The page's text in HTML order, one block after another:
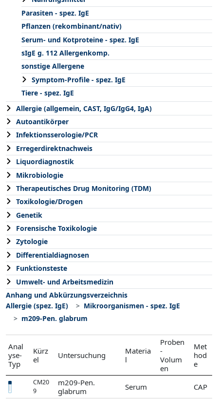
Parasiten - spez. IgE
Pflanzen (rekombinant/nativ)
Serum- und Kotproteine - spez. IgE
sIgE g. 112 Allergenkomp.
sonstige Allergene
Symptom-Profile - spez. IgE
Tiere - spez. IgE
Allergie (allgemein, CAST, IgG/IgG4, IgA)
Autoantikörper
Infektionsserologie/PCR
Erregerdirektnachweis
Liquordiagnostik
Mikrobiologie
Therapeutisches Drug Monitoring (TDM)
Toxikologie/Drogen
Genetik
Forensische Toxikologie
Zytologie
Differentialdiagnosen
Funktionsteste
Umwelt- und Arbeitsmedizin
Anhang und Abkürzungsverzeichnis
Allergie (spez. IgE)
Mikroorganismen - spez. IgE
m209-Pen. glabrum
Anal
yse-
Typ
Kürz
el
Untersuchung
Materia
l
Proben
-
Volum
en
Met
hod
e
CM20
9
m209-Pen.
glabrum
Serum CAP